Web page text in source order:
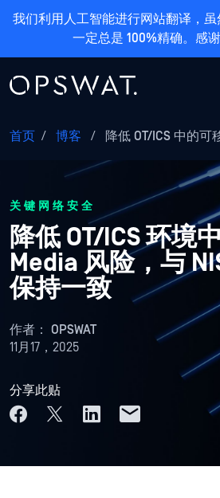
我们利用人工智能进行网站翻译，
一定总是 100%精确。感
首页 / 博客 / 降低 OT/ICS 中的可
关键网络安全
降低 OT/ICS 环境
Media 风险，与
保持一致
作者： OPSWAT
11月17，2025
分享此贴